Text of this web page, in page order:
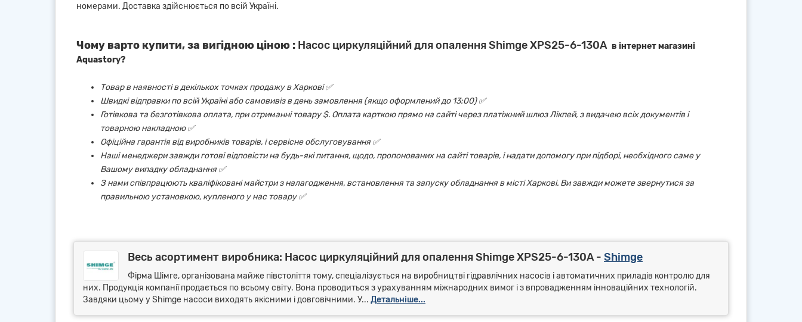
номерами. Доставка здійснюється по всій Україні.
Чому варто купити, за вигідною ціною : Насос циркуляційний для опалення Shimge XPS25-6-130А в інтернет магазині
Aquastory?
Товар в наявності в декількох точках продажу в Харкові ✅
Швидкі відправки по всій Україні або самовивіз в день замовлення (якщо оформлений до 13:00) ✅
Готівкова та безготівкова оплата, при отриманні товару $. Оплата карткою прямо на сайті через платіжний шлюз Лікпей, з видачею всіх документів і
товарною накладною ✅
Офіційна гарантія від виробників товарів, і сервісне обслуговування ✅
Наші менеджери завжди готові відповісти на будь-які питання, щодо, пропонованих на сайті товарів, і надати допомогу при підборі, необхідного саме у
Вашому випадку обладнання ✅
З нами співпрацюють кваліфіковані майстри з налагодження, встановлення та запуску обладнання в місті Харкові. Ви завжди можете звернутися за
правильною установкою, купленого у нас товару ✅
Весь асортимент виробника: Насос циркуляційний для опалення Shimge XPS25-6-130А - Shimge
Фірма Шімге, організована майже півстоліття тому, спеціалізується на виробництві гідравлічних насосів і автоматичних приладів контролю для
них. Продукція компанії продається по всьому світу. Вона проводиться з урахуванням міжнародних вимог і з впровадженням інноваційних технологій.
Завдяки цьому у Shimge насоси виходять якісними і довговічними. У... Детальніше...